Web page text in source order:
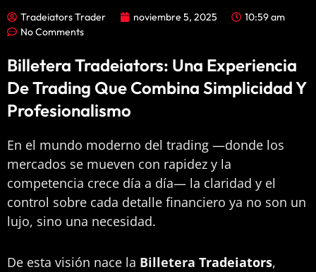
Tradeiators Trader noviembre 5, 2025
10:59 am
No Comments
Billetera Tradeiators: Una Experiencia
De Trading Que Combina Simplicidad Y
Profesionalismo
En el mundo moderno del trading —donde los
mercados se mueven con rapidez y la
competencia crece día a día— la claridad y el
control sobre cada detalle financiero ya no son un
lujo, sino una necesidad.
De esta visión nace la Billetera Tradeiators,